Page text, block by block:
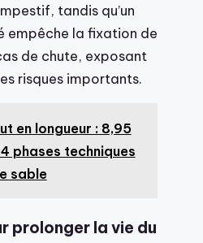
tandis qu’un
empêche la fixation de
de chute, exposant
risques importants.
en longueur : 8,95
phases techniques
sable
prolonger la vie du